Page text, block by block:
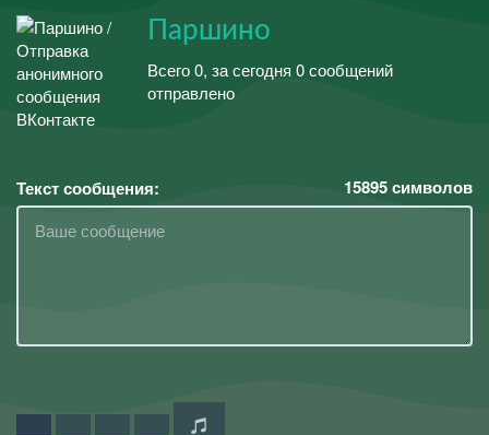
Паршино
Всего 0, за сегодня 0 сообщений
отправлено
Текст сообщения: 15895символов